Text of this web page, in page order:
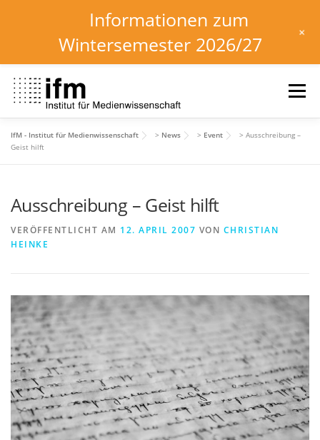
Inhalt
springen
Menü
HOME
INSTITUT FORSCHUNG DOWNLOADS
IfM - Institut für Medienwissenschaft > News > Event > Ausschreibung –
Geist hilft
Ausschreibung – Geist hilft
VERÖFFENTLICHT AM 12. APRIL 2007 VON CHRISTIAN
HEINKE
Informationen zum
Wintersemester 2026/27
+